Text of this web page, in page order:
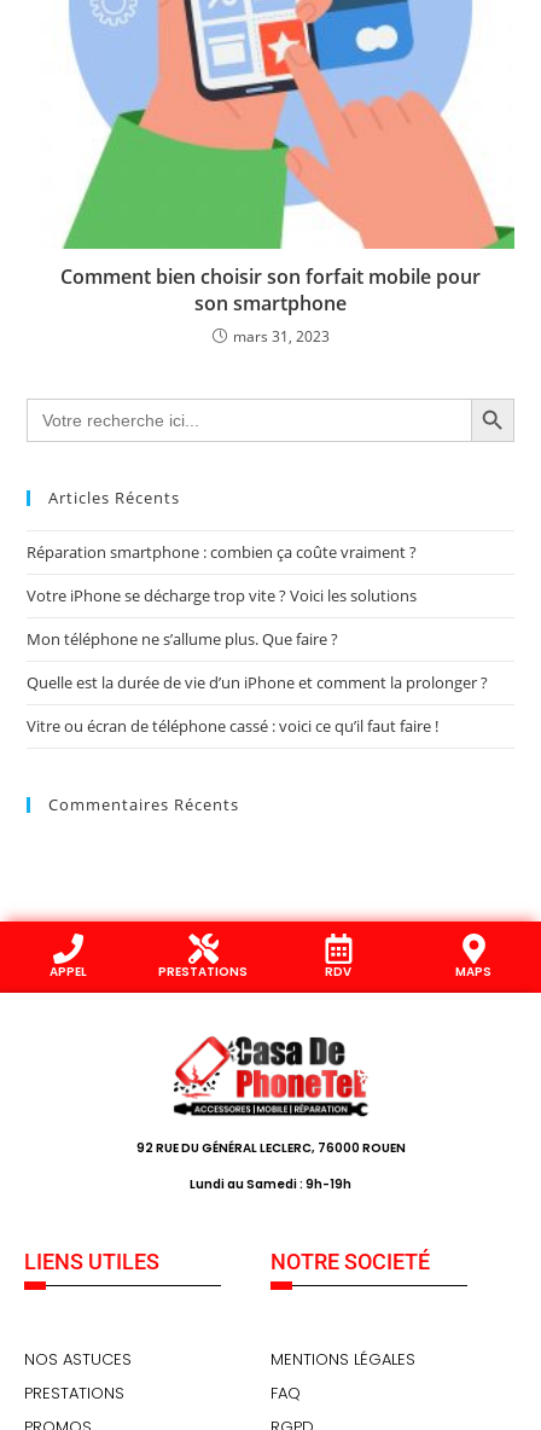
Comment bien choisir son forfait mobile pour
son smartphone
mars 31, 2023
Search
for:
SEARCH BUTTON
Articles Récents
Réparation smartphone : combien ça coûte vraiment ?
Votre iPhone se décharge trop vite ? Voici les solutions
Mon téléphone ne s’allume plus. Que faire ?
Quelle est la durée de vie d’un iPhone et comment la prolonger ?
Vitre ou écran de téléphone cassé : voici ce qu’il faut faire !
Commentaires Récents
APPEL PRESTATIONS RDV MAPS
92 RUE DU GÉNÉRAL LECLERC, 76000 ROUEN
Lundi au Samedi : 9h-19h
LIENS UTILES
NOS ASTUCES
PRESTATIONS
NOTRE SOCIETÉ
MENTIONS LÉGALES
FAQ